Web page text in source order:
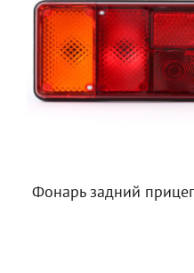
Фонарь задний